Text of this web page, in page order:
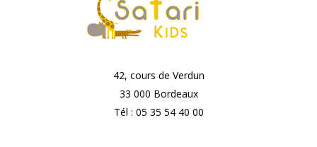
42, cours de Verdun
33 000 Bordeaux
Tél : 05 35 54 40 00